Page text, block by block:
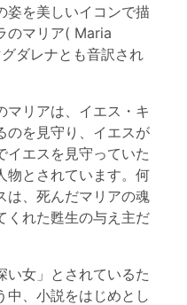
姿を美しいイコンで描
のマリア( Maria
ダレナとも音訳され
リアは、イエス・キ
のを見守り、イエスが
イエスを見守っていた
物とされています。何
は、死んだマリアの魂
くれた甦生の与え主だ
女」とされているた
中、小説をはじめとし